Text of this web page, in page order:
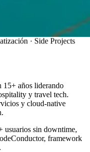
· Side Projects
15+ años liderando
y travel tech.
y cloud-native
usuarios sin downtime,
framework